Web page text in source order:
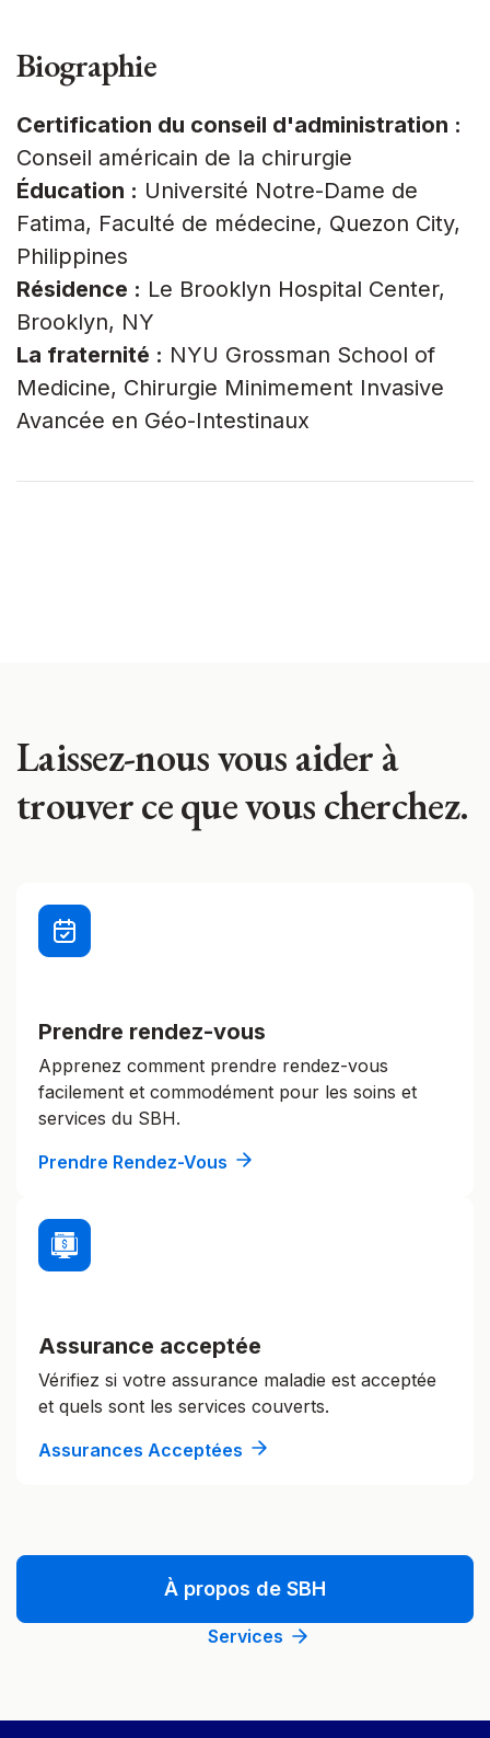
Biographie
Certification du conseil d'administration :
Conseil américain de la chirurgie
Éducation : Université Notre-Dame de
Fatima, Faculté de médecine, Quezon City,
Philippines
Résidence : Le Brooklyn Hospital Center,
Brooklyn, NY
La fraternité : NYU Grossman School of
Medicine, Chirurgie Minimement Invasive
Avancée en Géo-Intestinaux
Laissez-nous vous aider à
trouver ce que vous cherchez.
Prendre rendez-vous
Apprenez comment prendre rendez-vous
facilement et commodément pour les soins et
services du SBH.
Prendre Rendez-Vous
Assurance acceptée
Vérifiez si votre assurance maladie est acceptée
et quels sont les services couverts.
Assurances Acceptées
À propos de SBH
Services